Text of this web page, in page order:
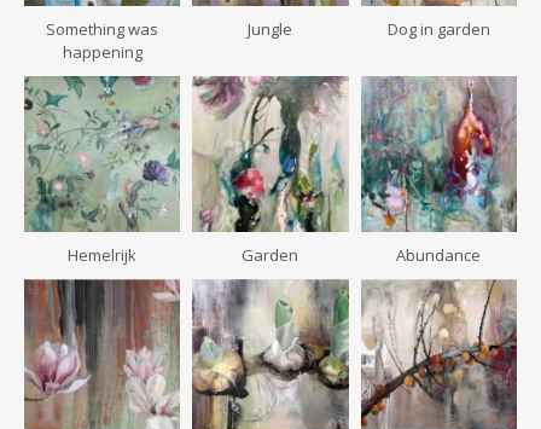
Something was
happening
Jungle Dog in garden
Hemelrijk Garden Abundance